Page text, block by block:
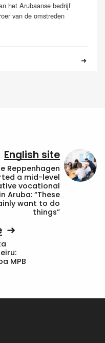
het Arubaanse bedrijf
van de omstreden
English site
Reppenhagen
a mid-level
vocational
Aruba: “These
want to do
things”
MPB